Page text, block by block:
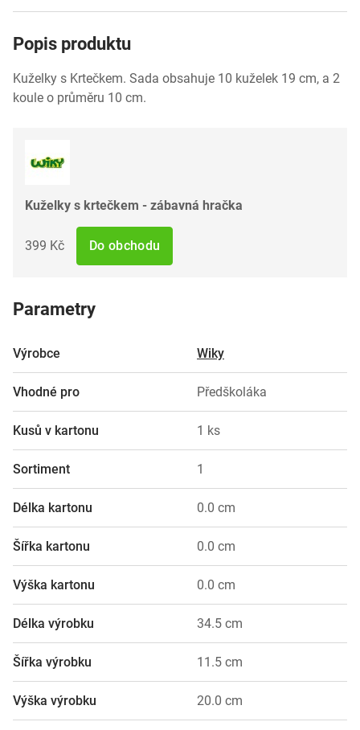
Popis produktu
Kuželky s Krtečkem. Sada obsahuje 10 kuželek 19 cm, a 2
koule o průměru 10 cm.
Kuželky s krtečkem - zábavná hračka
399 Kč Do obchodu
Parametry
Výrobce Wiky
Vhodné pro Předškoláka
Kusů v kartonu 1 ks
Sortiment 1
Délka kartonu 0.0 cm
Šířka kartonu 0.0 cm
Výška kartonu 0.0 cm
Délka výrobku 34.5 cm
Šířka výrobku 11.5 cm
Výška výrobku 20.0 cm